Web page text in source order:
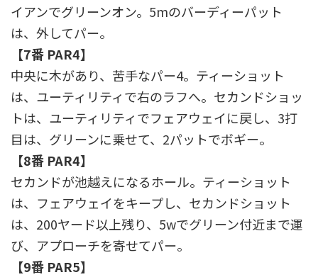
イアンでグリーンオン。5mのバーディーパット
は、外してパー。
【7番 PAR4】
中央に木があり、苦手なパー4。ティーショット
は、ユーティリティで右のラフへ。セカンドショッ
トは、ユーティリティでフェアウェイに戻し、3打
目は、グリーンに乗せて、2パットでボギー。
【8番 PAR4】
セカンドが池越えになるホール。ティーショット
は、フェアウェイをキープし、セカンドショット
は、200ヤード以上残り、5wでグリーン付近まで運
び、アプローチを寄せてパー。
【9番 PAR5】